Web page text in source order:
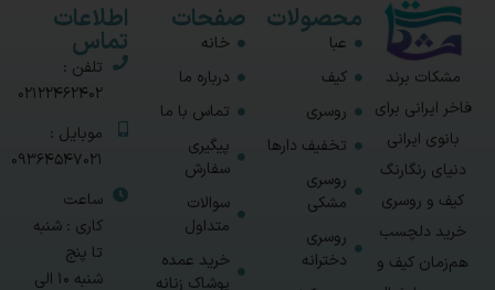
مشکات برند
فاخر ایرانی برای
بانوی ایرانی
دنیای رنگارنگ
کیف و روسری
خرید دلچسب
هم‌زمان کیف و
محصولات
عبا
کیف
روسری
تخفیف دارها
روسری
مشکی
روسری
دخترانه
صفحات
خانه
درباره ما
تماس با ما
پیگیری
سفارش
سوالات
متداول
خرید عمده
پوشاک زنانه
اطلاعات
تماس
تلفن :
02122462402
موبایل :
09364547021
ساعت
کاری : شنبه
تا پنج
شنبه 10 الی